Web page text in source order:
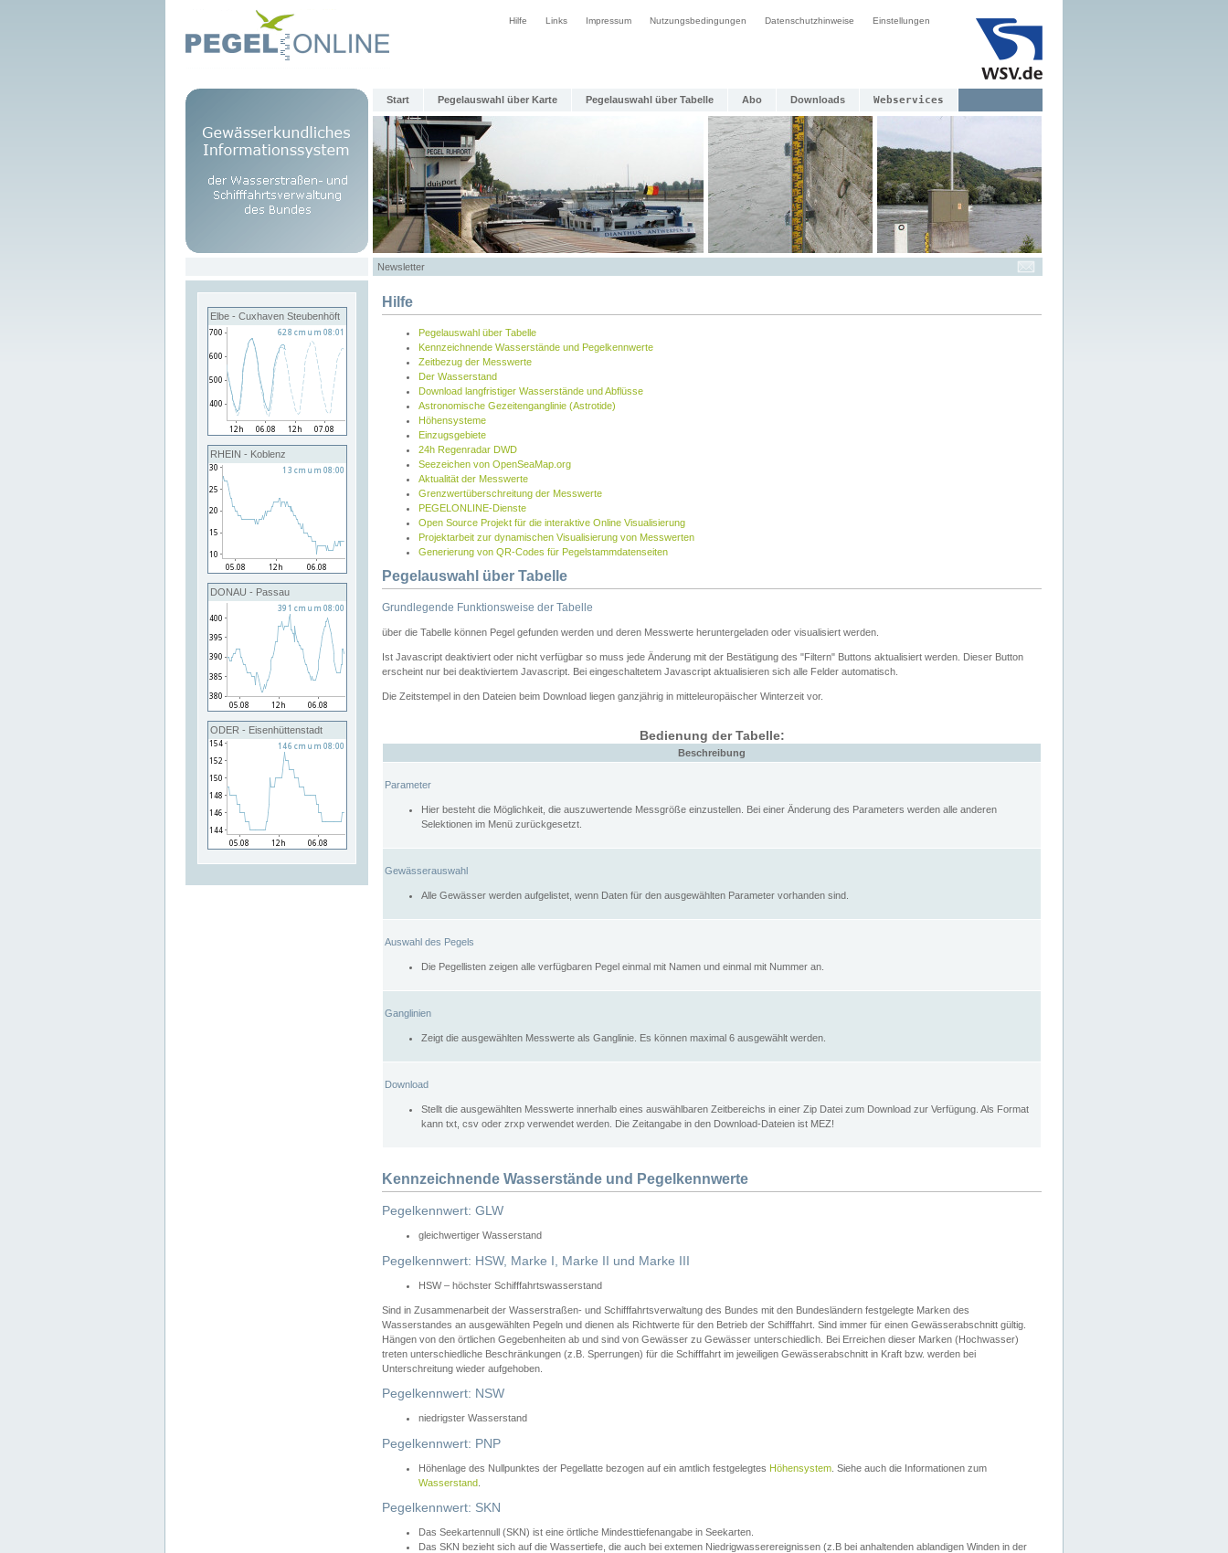
Hilfe Links Impressum Nutzungsbedingungen Datenschutzhinweise Einstellungen
Start Pegelauswahl über Karte Pegelauswahl über Tabelle Abo Downloads Webservices
Newsletter
Elbe - Cuxhaven Steubenhöft
RHEIN - Koblenz
DONAU - Passau
ODER - Eisenhüttenstadt
Hilfe
Pegelauswahl über Tabelle
Kennzeichnende Wasserstände und Pegelkennwerte
Zeitbezug der Messwerte
Der Wasserstand
Download langfristiger Wasserstände und Abflüsse
Astronomische Gezeitenganglinie (Astrotide)
Höhensysteme
Einzugsgebiete
24h Regenradar DWD
Seezeichen von OpenSeaMap.org
Aktualität der Messwerte
Grenzwertüberschreitung der Messwerte
PEGELONLINE-Dienste
Open Source Projekt für die interaktive Online Visualisierung
Projektarbeit zur dynamischen Visualisierung von Messwerten
Generierung von QR-Codes für Pegelstammdatenseiten
Pegelauswahl über Tabelle
Grundlegende Funktionsweise der Tabelle
über die Tabelle können Pegel gefunden werden und deren Messwerte heruntergeladen oder visualisiert werden.
Ist Javascript deaktiviert oder nicht verfügbar so muss jede Änderung mit der Bestätigung des "Filtern" Buttons aktualisiert werden. Dieser Button
erscheint nur bei deaktiviertem Javascript. Bei eingeschaltetem Javascript aktualisieren sich alle Felder automatisch.
Die Zeitstempel in den Dateien beim Download liegen ganzjährig in mitteleuropäischer Winterzeit vor.
Bedienung der Tabelle:
Beschreibung
Parameter
Hier besteht die Möglichkeit, die auszuwertende Messgröße einzustellen. Bei einer Änderung des Parameters werden alle anderen
Selektionen im Menü zurückgesetzt.
Gewässerauswahl
Alle Gewässer werden aufgelistet, wenn Daten für den ausgewählten Parameter vorhanden sind.
Auswahl des Pegels
Die Pegellisten zeigen alle verfügbaren Pegel einmal mit Namen und einmal mit Nummer an.
Ganglinien
Zeigt die ausgewählten Messwerte als Ganglinie. Es können maximal 6 ausgewählt werden.
Download
Stellt die ausgewählten Messwerte innerhalb eines auswählbaren Zeitbereichs in einer Zip Datei zum Download zur Verfügung. Als Format
kann txt, csv oder zrxp verwendet werden. Die Zeitangabe in den Download-Dateien ist MEZ!
Kennzeichnende Wasserstände und Pegelkennwerte
Pegelkennwert: GLW
gleichwertiger Wasserstand
Pegelkennwert: HSW, Marke I, Marke II und Marke III
HSW – höchster Schifffahrtswasserstand
Sind in Zusammenarbeit der Wasserstraßen- und Schifffahrtsverwaltung des Bundes mit den Bundesländern festgelegte Marken des
Wasserstandes an ausgewählten Pegeln und dienen als Richtwerte für den Betrieb der Schifffahrt. Sind immer für einen Gewässerabschnitt gültig.
Hängen von den örtlichen Gegebenheiten ab und sind von Gewässer zu Gewässer unterschiedlich. Bei Erreichen dieser Marken (Hochwasser)
treten unterschiedliche Beschränkungen (z.B. Sperrungen) für die Schifffahrt im jeweiligen Gewässerabschnitt in Kraft bzw. werden bei
Unterschreitung wieder aufgehoben.
Pegelkennwert: NSW
niedrigster Wasserstand
Pegelkennwert: PNP
Höhenlage des Nullpunktes der Pegellatte bezogen auf ein amtlich festgelegtes Höhensystem . Siehe auch die Informationen zum
Wasserstand
Pegelkennwert: SKN
Das Seekartennull (SKN) ist eine örtliche Mindesttiefenangabe in Seekarten.
Das SKN bezieht sich auf die Wassertiefe, die auch bei extemen Niedrigwasserereignissen (z.B bei anhaltenden ablandigen Winden in der